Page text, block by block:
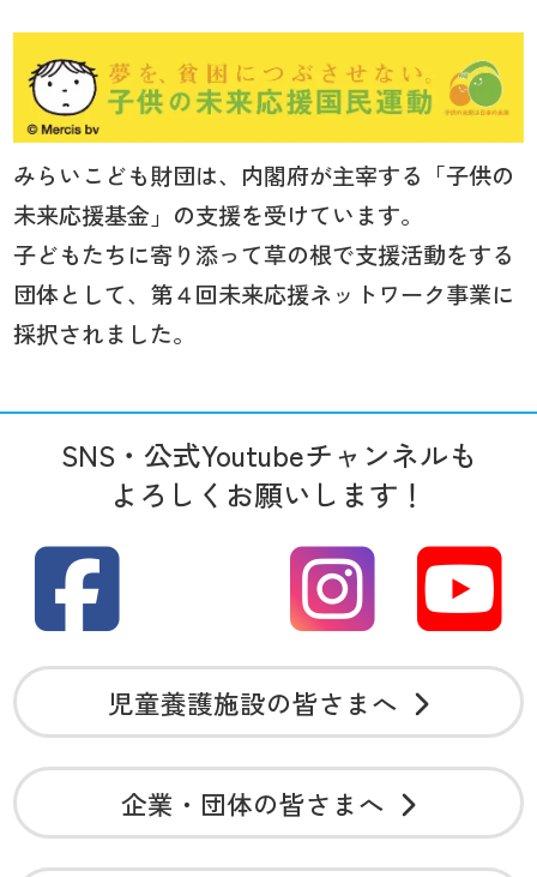
みらいこども財団は、内閣府が主宰する「子供の
未来応援基金」の支援を受けています。
子どもたちに寄り添って草の根で支援活動をする
団体として、第４回未来応援ネットワーク事業に
採択されました。
SNS・公式Youtubeチャンネルも
よろしくお願いします！
児童養護施設の皆さまへ
企業・団体の皆さまへ